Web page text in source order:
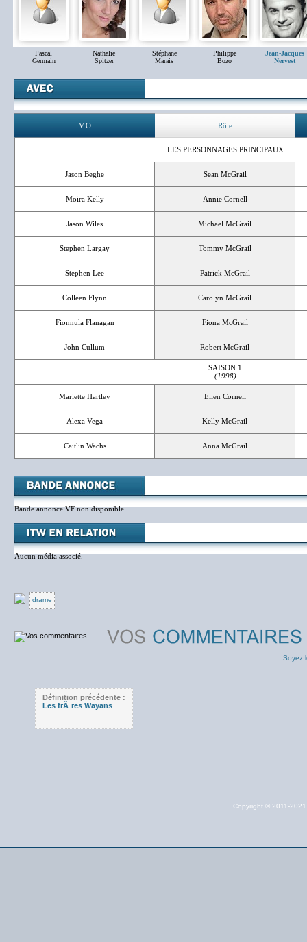
Pascal
Germain
Nathalie
Spitzer
Stéphane
Marais
Philippe
Bozo
Jean-Jacques
Nervest
V.O Rôle
LES PERSONNAGES PRINCIPAUX
Jason Beghe Sean McGrail
Moira Kelly Annie Cornell
Jason Wiles Michael McGrail
Stephen Largay Tommy McGrail
Stephen Lee Patrick McGrail
Colleen Flynn Carolyn McGrail
Fionnula Flanagan Fiona McGrail
John Cullum Robert McGrail
SAISON 1
(1998)
Mariette Hartley Ellen Cornell
Alexa Vega Kelly McGrail
Caitlin Wachs Anna McGrail
Bande annonce VF non disponible.
Aucun média associé.
drame
Soyez
Définition précédente :
Les frÃ¨res Wayans
Copyright © 2011-